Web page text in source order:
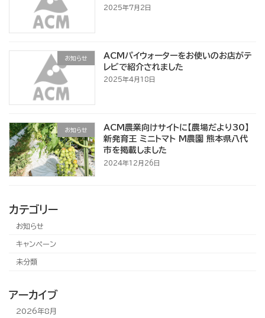
2025年7月2日
お知らせ
ACMパイウォーターをお使いのお店がテ
レビで紹介されました
2025年4月18日
お知らせ
ACM農業向けサイトに【農場だより30】
新発育王 ミニトマト M農園 熊本県八代
市を掲載しました
2024年12月26日
カテゴリー
お知らせ
キャンペーン
未分類
アーカイブ
2026年8月